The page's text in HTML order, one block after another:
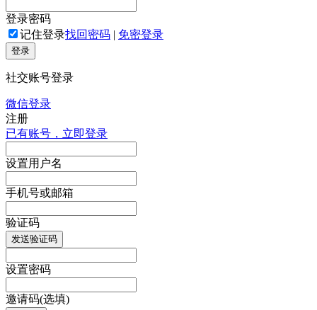
登录密码
记住登录找回密码 | 免密登录
登录
社交账号登录
微信登录
注册
已有账号，立即登录
设置用户名
手机号或邮箱
验证码
发送验证码
设置密码
邀请码(选填)